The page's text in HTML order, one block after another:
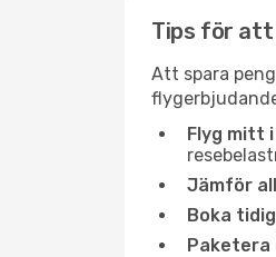
Tips för
Att spara
Flyg mitt
Jämför
Boka
Paketera